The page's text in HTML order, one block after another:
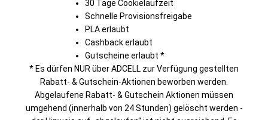
30 Tage Cookielaufzeit
Schnelle Provisionsfreigabe
PLA erlaubt
Cashback erlaubt
Gutscheine erlaubt *
* Es dürfen NUR über ADCELL zur Verfügung gestellten
Rabatt- & Gutschein-Aktionen beworben werden.
Abgelaufene Rabatt- & Gutschein Aktionen müssen
umgehend (innerhalb von 24 Stunden) gelöscht werden -